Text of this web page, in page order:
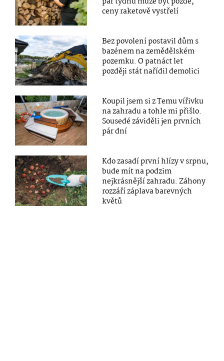
ceny raketově vystřelí
Bez povolení postavil dům s
bazénem na zemědělském
pozemku. O patnáct let
později stát nařídil demolici
Koupil jsem si z Temu vířivku
na zahradu a tohle mi přišlo.
Sousedé záviděli jen prvních
pár dní
Kdo zasadí první hlízy v srpnu,
bude mít na podzim
nejkrásnější zahradu. Záhony
rozzáří záplava barevných
květů